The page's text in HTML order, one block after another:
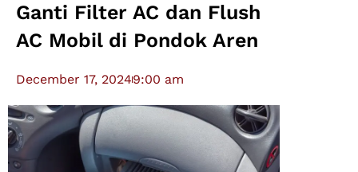
Ganti Filter AC dan Flush
AC Mobil di Pondok Aren
December 17, 20249:00 am